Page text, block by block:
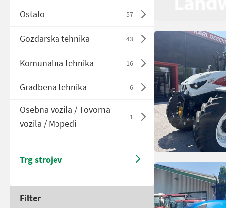
Ostalo 57
Gozdarska tehnika 43
Komunalna tehnika 16
Gradbena tehnika 6
Osebna vozila / Tovorna
vozila / Mopedi
1
Trg strojev
Filter